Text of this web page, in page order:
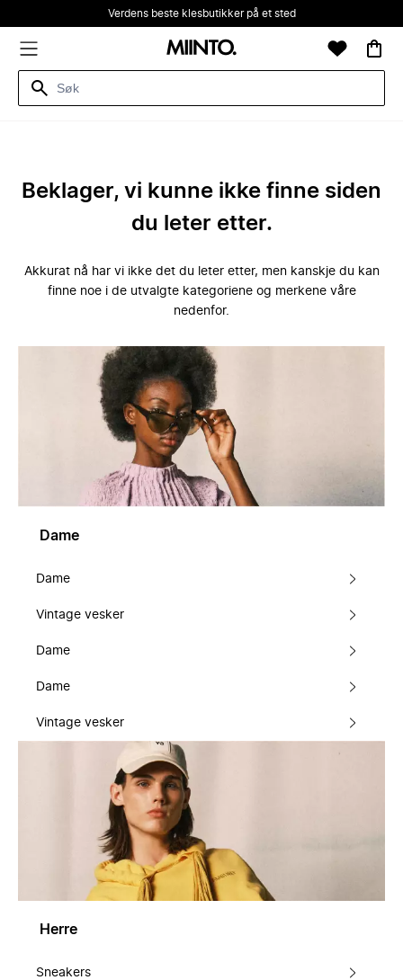
Verdens beste klesbutikker på et sted
Beklager, vi kunne ikke finne siden
du leter etter.
Akkurat nå har vi ikke det du leter etter, men kanskje du kan
finne noe i de utvalgte kategoriene og merkene våre
nedenfor.
Dame
Dame
Vintage vesker
Dame
Dame
Vintage vesker
Herre
Sneakers